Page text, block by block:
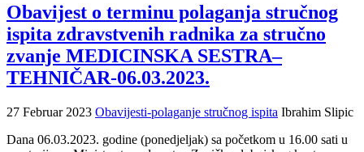
Obavijest o terminu polaganja stručnog
ispita zdravstvenih radnika za stručno
zvanje MEDICINSKA SESTRA–
TEHNIČAR-06.03.2023.
27 Februar 2023 Obavijesti-polaganje stručnog ispita Ibrahim Slipic
Dana 06.03.2023. godine (ponedjeljak) sa početkom u 16.00 sati u